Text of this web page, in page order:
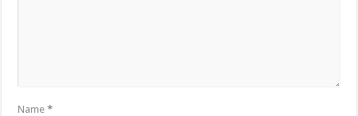
Name*